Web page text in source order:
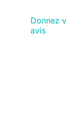
Donnez
avis